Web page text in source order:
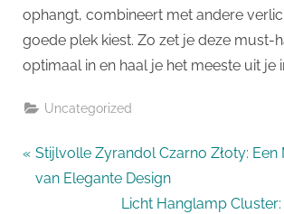
ophangt, combineert met andere
goede plek kiest. Zo zet je deze must-
optimaal in en haal je het meeste uit je
Uncategorized
Bericht
navigatie
P
r
Stijlvolle Zyrandol Czarno Złoty: Een
van Elegante Design
N
Licht Hanglamp